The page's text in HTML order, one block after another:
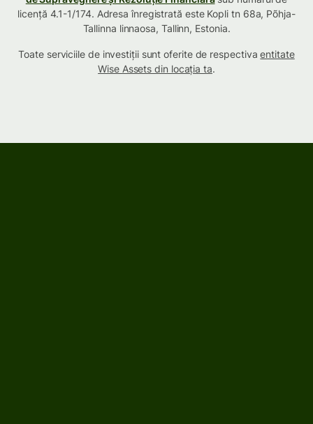
licență 4.1-1/174. Adresa înregistrată este Kopli tn 68a, Põhja-
Tallinna linnaosa, Tallinn, Estonia.
Toate serviciile de investiții sunt oferite de respectivaentitate
Wise Assets din locația ta.